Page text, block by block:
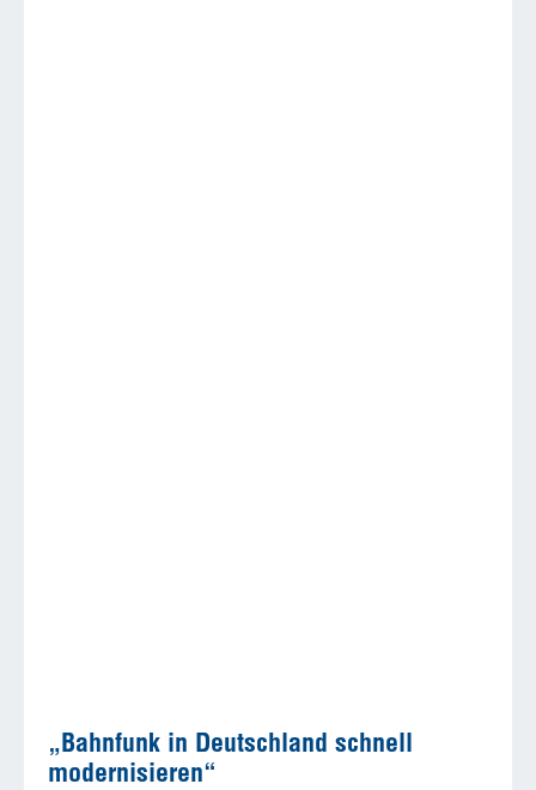
„Bahnfunk in Deutschland schnell
modernisieren“